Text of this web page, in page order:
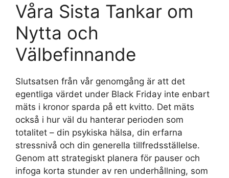
Våra Sista Tankar om
Nytta och
Välbefinnande
Slutsatsen från vår genomgång är att det
egentliga värdet under Black Friday inte enbart
mäts i kronor sparda på ett kvitto. Det mäts
också i hur väl du hanterar perioden som
totalitet – din psykiska hälsa, din erfarna
stressnivå och din generella tillfredsställelse.
Genom att strategiskt planera för pauser och
infoga korta stunder av ren underhållning, som